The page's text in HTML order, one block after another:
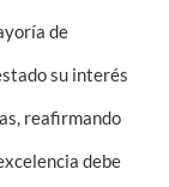
de
su interés
reafirmando
debe